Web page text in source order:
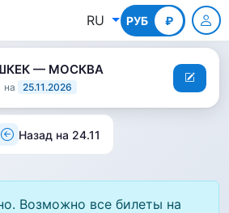
RU РУБ ₽
КГС
— МОСКВА
на 25.11.2026
Назад на 24.11
Возможно все билеты на